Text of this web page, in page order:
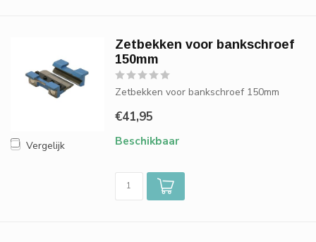
Vergelijk
Zetbekken voor bankschroef
150mm
Zetbekken voor bankschroef 150mm
€41,95
Beschikbaar